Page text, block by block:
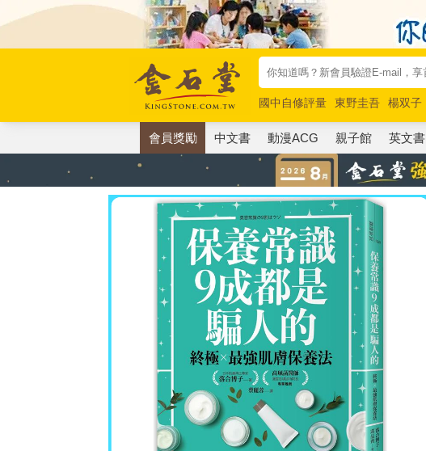
國中自修評量 東野圭吾 楊双子
唯紅花綻放
奧德賽 路邊攤新作
會員獎勵 中文書 動漫ACG 親子館 英文書